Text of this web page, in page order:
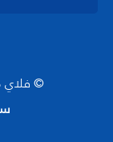
© فلاي دبي 2026. جميع